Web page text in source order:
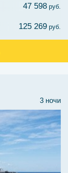
47 598 руб.
125 269 руб.
3 ночи